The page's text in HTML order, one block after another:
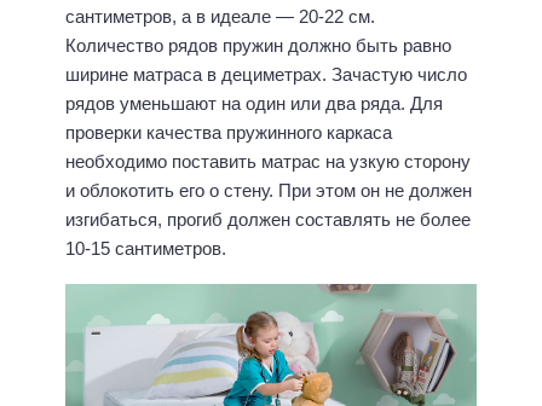
сантиметров, а в идеале — 20-22 см.
Количество рядов пружин должно быть равно
ширине матраса в дециметрах. Зачастую число
рядов уменьшают на один или два ряда. Для
проверки качества пружинного каркаса
необходимо поставить матрас на узкую сторону
и облокотить его о стену. При этом он не должен
изгибаться, прогиб должен составлять не более
10-15 сантиметров.